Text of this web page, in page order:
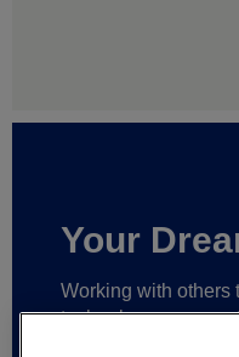
Your
Working with others
technology,we
that